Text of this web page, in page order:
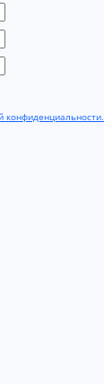
конфиденциальности.